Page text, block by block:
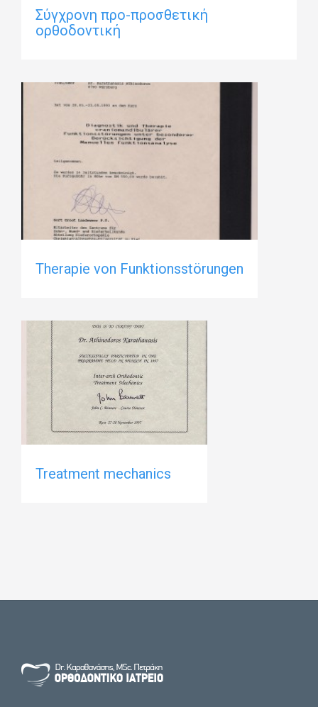
Σύγχρονη προ-προσθετική
ορθοδοντική
Therapie von Funktionsstörungen
Treatment mechanics